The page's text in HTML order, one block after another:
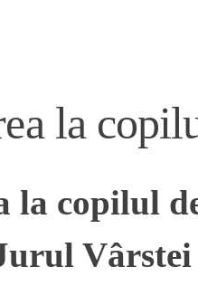
la
la copilul